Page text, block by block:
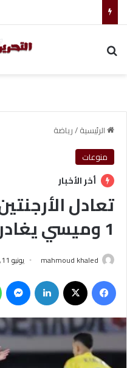
الرئيسية/رياضة
منوعات
أخر الأخبار
1 وميسي يغادر الملعب مبكرًا
mahmoud khaled يونيو 11, 2025
فيسبوك لينكدإن